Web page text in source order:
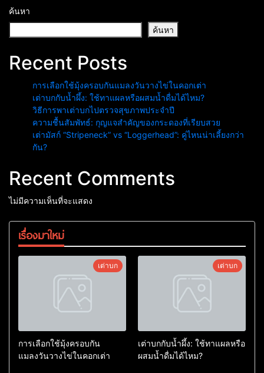
ค้นหา
ค้นหา
Recent Posts
การเลือกใช้มุ้งครอบกันแมลงวันวางไข่ในคอกเต่า
เต่าบกกับน้ำผึ้ง: ใช้ทาแผลหรือผสมน้ำดื่มได้ไหม?
วิธีการพาเต่าบกไปตรวจสุขภาพประจำปี
ความชื้นสัมพัทธ์: กุญแจสำคัญของกระดองที่เรียบสวย
เต่ามัสก์ “Stripeneck” vs “Loggerhead”: คู่ไหนน่าเลี้ยงกว่า
กัน?
Recent Comments
ไม่มีความเห็นที่จะแสดง
เรื่องมาใหม่
เต่าบก
การเลือกใช้มุ้งครอบกัน
แมลงวันวางไข่ในคอกเต่า
เต่าบก
เต่าบกกับน้ำผึ้ง: ใช้ทาแผลหรือ
ผสมน้ำดื่มได้ไหม?